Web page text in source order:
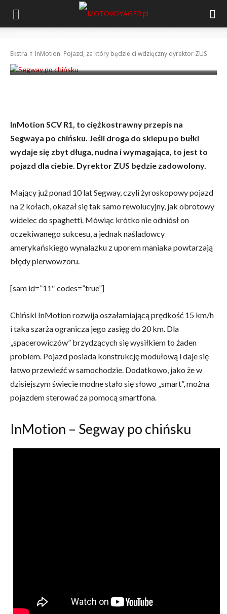
Ekstra InMotion. Pojazd, za który będzie ci wdzięczny dyrektor ZUS
InMotion SCV R1, to ciężkostrawny przepis na
Segwaya po chińsku. Jeśli droga do sklepu po bułki
wydaje się zbyt długa, nudna i wymagająca, to jest to
pojazd dla ciebie. Dyrektor ZUS będzie zadowolony.
Mający już ponad 10 lat Segway, czyli żyroskopowy pojazd
na 2 kołach, okazał się tak samo rewolucyjny, jak obrotowy
widelec do spaghetti. Mówiąc krótko nie odniósł on
oczekiwanego sukcesu, a jednak naśladowcy
amerykańskiego wynalazku z uporem maniaka powtarzają
błędy pierwowzoru.
[sam id=”11″ codes=”true”]
Chiński InMotion rozwija oszałamiającą prędkość 15 km/h
i taka szarża ogranicza jego zasięg do 20 km. Dla
„spacerowiczów” brzydzących się wysiłkiem to żaden
problem. Pojazd posiada konstrukcję modułową i daje się
łatwo przewieźć w samochodzie. Dodatkowo, jako że w
dzisiejszym świecie modne stało się słowo „smart”, można
pojazdem sterować za pomocą smartfona.
InMotion – Segway po chińsku